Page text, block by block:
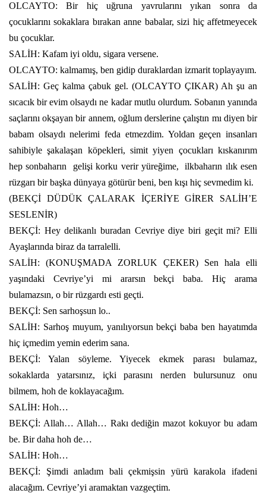
OLCAYTO: Bir hiç uğruna yavrularını yıkan sonra da
çocuklarını sokaklara bırakan anne babalar, sizi hiç affetmeyecek
bu çocuklar.
SALİH: Kafam iyi oldu, sigara versene.
OLCAYTO: kalmamış, ben gidip duraklardan izmarit toplayayım.
SALİH: Geç kalma çabuk gel. (OLCAYTO ÇIKAR) Ah şu an
sıcacık bir evim olsaydı ne kadar mutlu olurdum. Sobanın yanında
saçlarını okşayan bir annem, oğlum derslerine çalıştın mı diyen bir
babam olsaydı nelerimi feda etmezdim. Yoldan geçen insanları
sahibiyle şakalaşan köpekleri, simit yiyen çocukları kıskanırım
hep sonbaharın
gelişi korku verir yüreğime,
ilkbaharın ılık esen
rüzgarı bir başka dünyaya götürür beni, ben kışı hiç sevmedim ki.
(BEKÇİ DÜDÜK ÇALARAK İÇERİYE GİRER SALİH’E
SESLENİR)
BEKÇİ: Hey delikanlı buradan Cevriye diye biri geçit mi? Elli
Ayaşlarında biraz da tarralelli.
SALİH: (KONUŞMADA ZORLUK ÇEKER) Sen hala elli
yaşındaki Cevriye’yi mi ararsın bekçi baba. Hiç arama
bulamazsın, o bir rüzgardı esti geçti.
BEKÇİ: Sen sarhoşsun lo..
SALİH: Sarhoş muyum, yanılıyorsun bekçi baba ben hayatımda
hiç içmedim yemin ederim sana.
BEKÇİ: Yalan söyleme. Yiyecek ekmek parası bulamaz,
sokaklarda yatarsınız, içki parasını nerden bulursunuz onu
bilmem, hoh de koklayacağım.
SALİH: Hoh…
BEKÇİ: Allah… Allah… Rakı dediğin mazot kokuyor bu adam
be. Bir daha hoh de…
SALİH: Hoh…
BEKÇİ: Şimdi anladım bali çekmişsin yürü karakola ifadeni
alacağım. Cevriye’yi aramaktan vazgeçtim.